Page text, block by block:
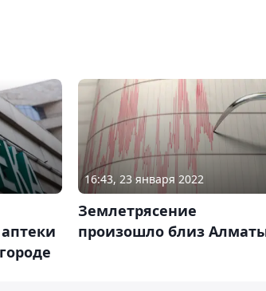
16:43, 23 января 2022
Землетрясение
произошло близ